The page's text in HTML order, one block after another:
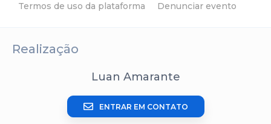
Termos de uso da plataforma Denunciar evento
Realização
Luan Amarante
ENTRAR EM CONTATO